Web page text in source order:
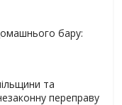
бару:
та
переправу